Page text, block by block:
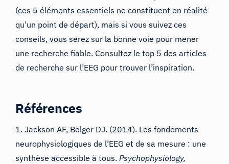
(ces 5 éléments essentiels ne constituent en réalité
qu’un point de départ), mais si vous suivez ces
conseils, vous serez sur la bonne voie pour mener
une recherche fiable. Consultez letop 5 des articles
de recherche sur l’EEG pour trouver l’inspiration.
Références
1. Jackson AF, Bolger DJ. (2014). Les fondements
neurophysiologiques de l’EEG et de sa mesure : une
synthèse accessible à tous.Psychophysiology,